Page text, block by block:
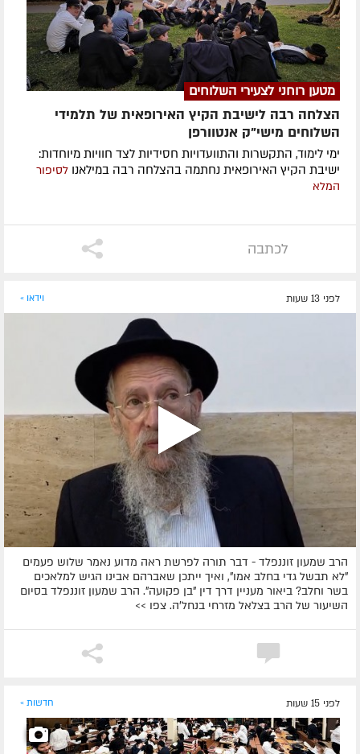
מטען רוחני לצעירי השלוחים
הצלחה רבה לישיבת הקיץ האירופאית של תלמידי
השלוחים מישי"ק אנטוורפן
ימי לימוד, התקשרות והתוועדויות חסידיות לצד חוויות מיוחדות:
ישיבת הקיץ האירופאית נחתמה בהצלחה רבה במילאנו לסיפור
המלא
לכתבה
לפני 13 שעות וידאו »
הרב שמעון זוננפלד - דבר תורה לפרשת ראה מדוע נאמר שלוש פעמים
"לא תבשל גדי בחלב אמו", ואיך ייתכן שאברהם אבינו הגיש למלאכים
בשר וחלב? ביאור מעניין דרך דין "בן פקועה". הרב שמעון זוננפלד בסיום
השיעור של הרב בצלאל מזרחי בנחל'ה. צפו >>
לפני 15 שעות חדשות »